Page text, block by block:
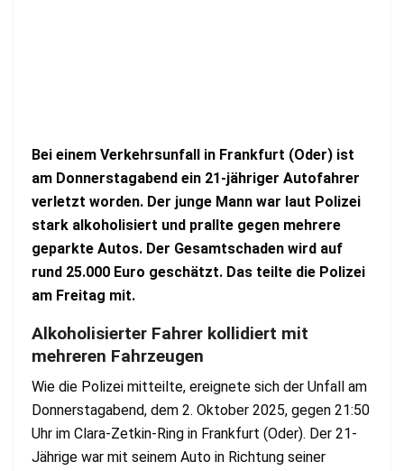
Bei einem Verkehrsunfall in Frankfurt (Oder) ist
am Donnerstagabend ein 21-jähriger Autofahrer
verletzt worden. Der junge Mann war laut Polizei
stark alkoholisiert und prallte gegen mehrere
geparkte Autos. Der Gesamtschaden wird auf
rund 25.000 Euro geschätzt. Das teilte die Polizei
am Freitag mit.
Alkoholisierter Fahrer kollidiert mit
mehreren Fahrzeugen
Wie die Polizei mitteilte, ereignete sich der Unfall am
Donnerstagabend, dem 2. Oktober 2025, gegen 21:50
Uhr im Clara-Zetkin-Ring in Frankfurt (Oder). Der 21-
Jährige war mit seinem Auto in Richtung seiner